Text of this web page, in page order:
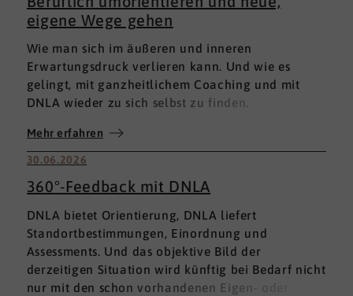
eigene Wege gehen
Wie man sich im äußeren und inneren
Erwartungsdruck verlieren kann. Und wie es
gelingt, mit ganzheitlichem Coaching und mit
DNLA wieder zu sich selbst zu finden.
Mehr erfahren
30.06.2026
360°-Feedback mit DNLA
DNLA bietet Orientierung, DNLA liefert
Standortbestimmungen, Einordnung und
Assessments. Und das objektive Bild der
derzeitigen Situation wird künftig bei Bedarf nicht
nur mit den schon vorhandenen Eigen- oder